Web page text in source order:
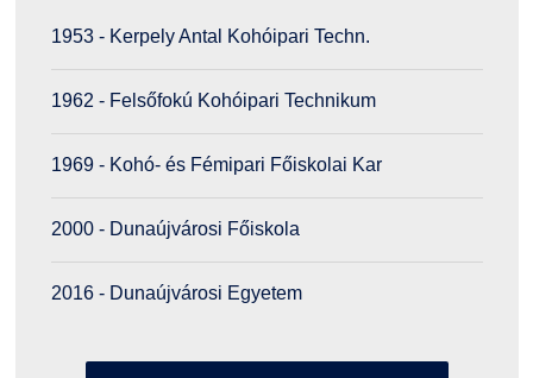
1953 - Kerpely Antal Kohóipari Techn.
1962 - Felsőfokú Kohóipari Technikum
1969 - Kohó- és Fémipari Főiskolai Kar
2000 - Dunaújvárosi Főiskola
2016 - Dunaújvárosi Egyetem